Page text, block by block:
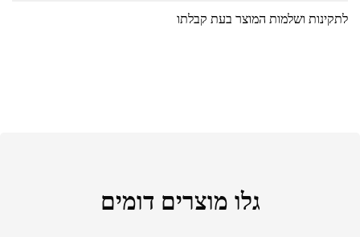
לתקינות ושלמות המוצר בעת קבלתו
גלו מוצרים דומים